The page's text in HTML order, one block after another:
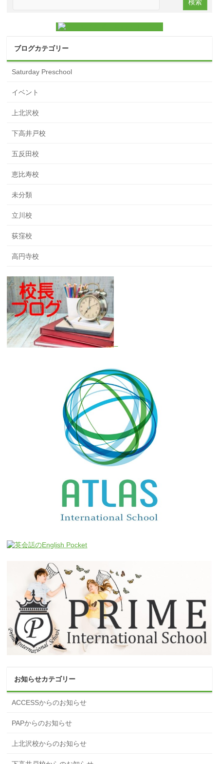
ブログカテゴリー
Saturday Preschool
イベント
上北沢校
下高井戸校
五反田校
恵比寿校
未分類
立川校
荻窪校
高円寺校
お知らせカテゴリー
ACCESSからのお知らせ
PAPからのお知らせ
上北沢校からのお知らせ